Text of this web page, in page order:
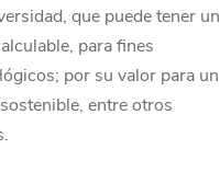
que puede tener un
para fines
por su valor para un
entre otros